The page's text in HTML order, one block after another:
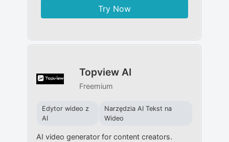
Try Now
Topview AI
Freemium
Edytor wideo z
AI
Narzędzia AI Tekst na
Wideo
AI video generator for content creators.